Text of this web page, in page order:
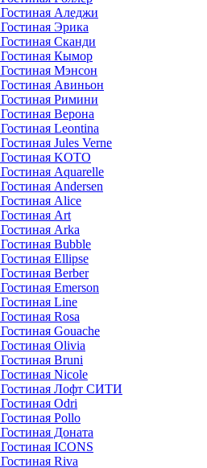
Гостиная Аледжи
Гостиная Эрика
Гостиная Сканди
Гостиная Кымор
Гостиная Мэнсон
Гостиная Авиньон
Гостиная Римини
Гостиная Верона
Гостиная Leontina
Гостиная Jules Verne
Гостиная KOTO
Гостиная Aquarelle
Гостиная Andersen
Гостиная Alice
Гостиная Art
Гостиная Arka
Гостиная Bubble
Гостиная Ellipse
Гостиная Berber
Гостиная Emerson
Гостиная Line
Гостиная Rosa
Гостиная Gouache
Гостиная Olivia
Гостиная Bruni
Гостиная Nicole
Гостиная Лофт СИТИ
Гостиная Odri
Гостиная Pollo
Гостиная Доната
Гостиная ICONS
Гостиная Riva